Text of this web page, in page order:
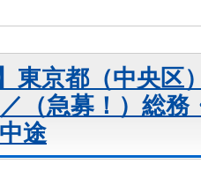
東京都（中央
（急募！）総
途